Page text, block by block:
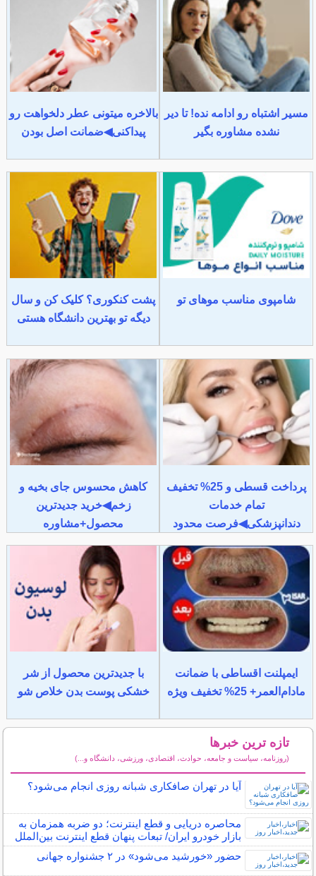
مسیر اشتباه رو ادامه نده! تا دیر
نشده مشاوره بگیر
بالاخره میتونی عطر دلخواهت رو
پیداکنی◀ضمانت اصل بودن
شامپوی مناسب موهای تو
پشت کنکوری؟ کلیک کن و سال
دیگه تو بهترین دانشگاه هستی
پرداخت قسطی و 25% تخفیف
تمام خدمات
دندانپزشکی◀فرصت محدود
کاهش محسوس جای بخیه و
زخم◀خرید جدیدترین
محصول+مشاوره
ایمپلنت اقساطی با ضمانت
مادام‌العمر+ 25% تخفیف ویژه
با جدیدترین محصول از شر
خشکی پوست بدن خلاص شو
تازه ترین خبرها
(روزنامه، سیاست و جامعه، حوادث، اقتصادی، ورزشی، دانشگاه و...)
آیا در تهران صافکاری شبانه روزی انجام می‌شود؟
محاصره دریایی و قطع اینترنت؛ دو ضربه همزمان به
بازار خودرو ایران/ تبعات پنهان قطع اینترنت بین‌الملل
حضور «خورشید می‌شود» در ۲ جشنواره جهانی